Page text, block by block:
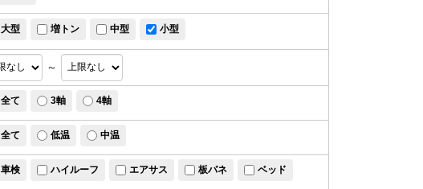
大型 増トン 中型 小型
～
全て 3軸 4軸
全て 低温 中温
車検 ハイルーフ エアサス 板バネ ベッド